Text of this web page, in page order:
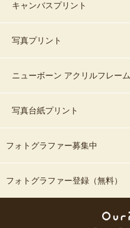
キャンバスプリント
写真プリント
ニューボーン アクリルフレーム
写真台紙プリント
フォトグラファー募集中
フォトグラファー登録（無料）